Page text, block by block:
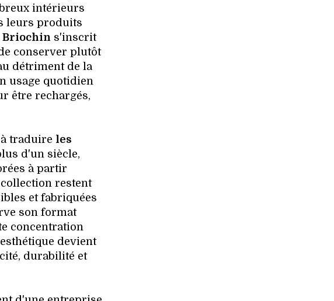
intérieurs
leurs produits
Briochin s'inscrit
conserver plutôt
détriment de la
usage quotidien
être rechargés,
traduire les
d'un siècle,
à partir
restent
et fabriquées
son format
concentration
devient
durabilité et